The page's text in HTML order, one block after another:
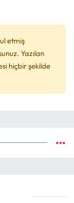
etmiş
Yazılan
hiçbir şekilde